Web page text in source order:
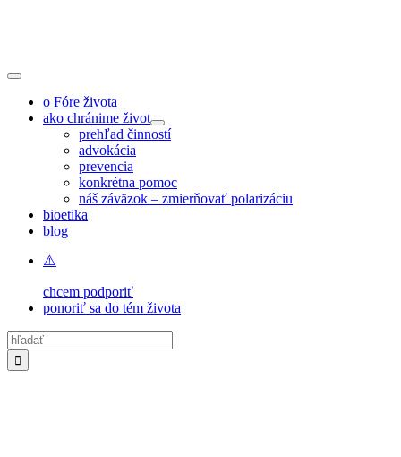
Toggle
Navigationo Fóre života
ako chránime život
prehľad činností
advokácia
prevencia
konkrétna pomoc
náš záväzok – zmierňovať polarizáciu
bioetika
blog
chcem podporiť
ponoriť sa do tém života
Hľadať: